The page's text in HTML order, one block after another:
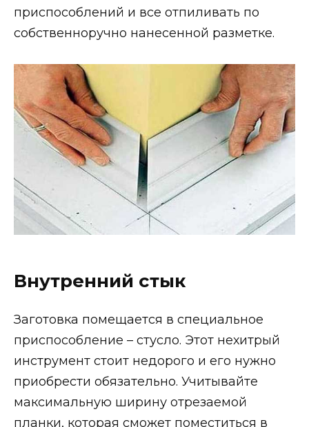
приспособлений и все отпиливать по
собственноручно нанесенной разметке.
Внутренний стык
Заготовка помещается в специальное
приспособление – стусло. Этот нехитрый
инструмент стоит недорого и его нужно
приобрести обязательно. Учитывайте
максимальную ширину отрезаемой
планки, которая сможет поместиться в